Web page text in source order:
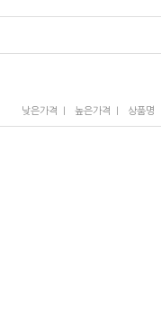
낮은가격 높은가격 상품명